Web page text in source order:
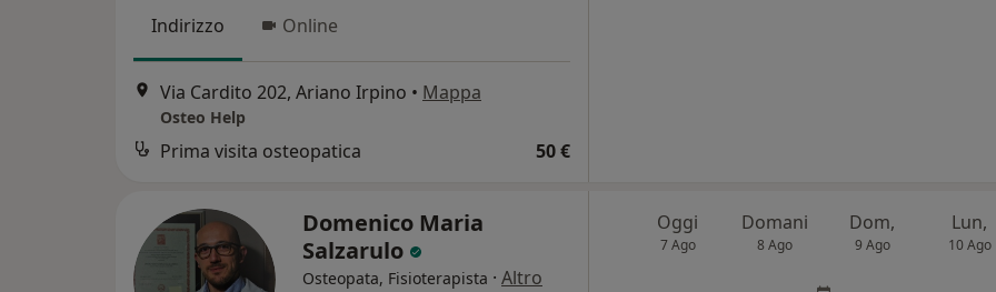
Indirizzo Online
Via Cardito 202, Ariano Irpino • Mappa
Osteo Help
Prima visita osteopatica 50 €
Domenico Maria
Salzarulo
Osteopata, Fisioterapista · Altro
Oggi
7 Ago
Domani
8 Ago
Dom,
9 Ago
Lun,
10 Ago